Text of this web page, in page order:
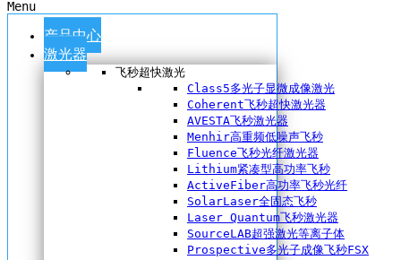
Menu
产品中心
激光器
飞秒超快激光
Class5多光子显微成像激光
Coherent飞秒超快激光器
AVESTA飞秒激光器
Menhir高重频低噪声飞秒
Fluence飞秒光纤激光器
Lithium紧凑型高功率飞秒
ActiveFiber高功率飞秒光纤
SolarLaser全固态飞秒
Laser Quantum飞秒激光器
SourceLAB超强激光等离子体
Prospective多光子成像飞秒FSX